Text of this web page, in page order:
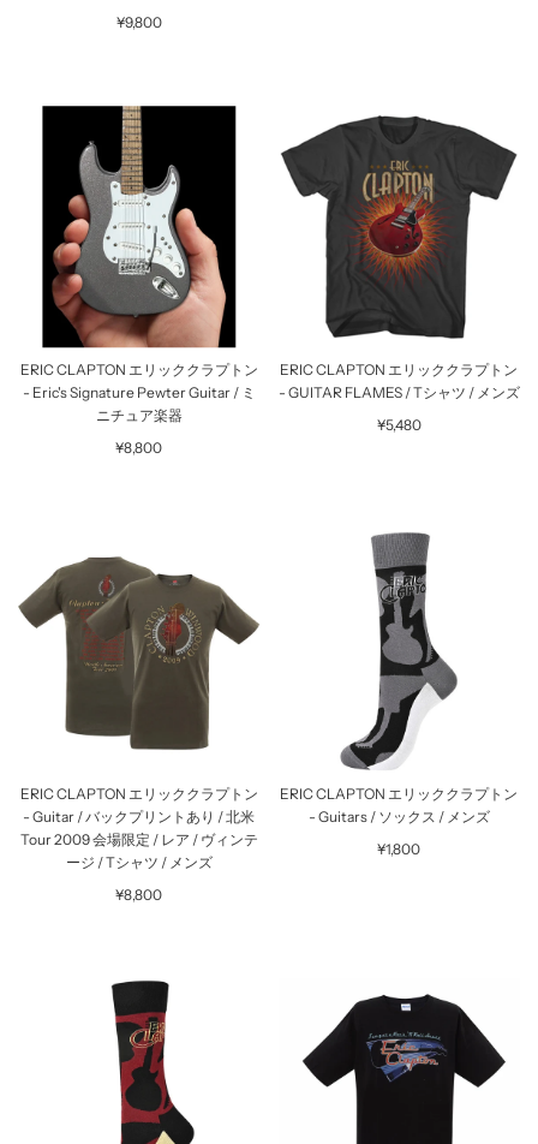
¥9,800
ERIC CLAPTON エリッククラプトン
- Eric's Signature Pewter Guitar / ミ
ニチュア楽器
¥8,800
ERIC CLAPTON エリッククラプトン
- GUITAR FLAMES / Tシャツ / メンズ
¥5,480
ERIC CLAPTON エリッククラプトン
- Guitar / バックプリントあり / 北米
Tour 2009 会場限定 / レア / ヴィンテ
ージ / Tシャツ / メンズ
¥8,800
ERIC CLAPTON エリッククラプトン
- Guitars / ソックス / メンズ
¥1,800